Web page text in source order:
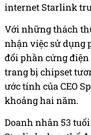
internet Starlink
Với những thách
nhận việc sử dụng
đổi phần cứng điện
trang bị chipset
ước tính của CEO
khoảng hai năm.
Doanh nhân 53